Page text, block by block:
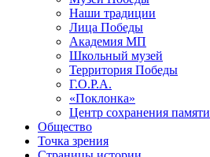
Наши традиции
Лица Победы
Академия МП
Школьный музей
Территория Победы
Г.О.Р.А.
«Поклонка»
Центр сохранения памяти
Общество
Точка зрения